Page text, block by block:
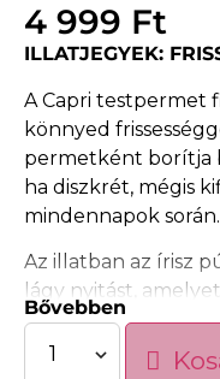
4 999 Ft
ILLATJEGYEK:
A Capri testpermet
könnyed
permetként borítja
ha diszkrét, mégis
mindennapok során.
Az illatban az írisz
lágy nyitást,
virágos jegyei
harmonikus, nőies
Bővebben